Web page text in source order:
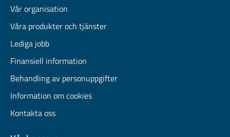
Vår organisation
Våra produkter och tjänster
Lediga jobb
Finansiell information
Behandling av personuppgifter
Information om cookies
Kontakta oss